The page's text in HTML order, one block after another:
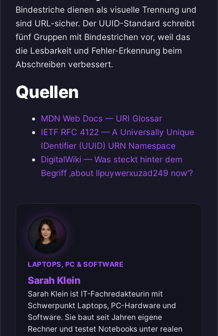
Bindestriche dienen als visuelle Trennung und
sind URL-sicher. Der UUID-Standard schreibt
fünf Gruppen mit Bindestrichen vor, weil das
die Lesbarkeit und Fehler-Erkennung beim
Abschreiben verbessert.
Quellen
MDN Web Docs — URI Glossar
IETF RFC 4122 — A Universally Unique
IDentifier (UUID) URN Namespace
DigitalWiki — Was steckt hinter dem
Begriff ‚about llpuywerxuzad249 now‘?
LAPTOPS, PC & SOFTWARE
Sarah Klein
Sarah Klein ist IT-Fachredakteurin mit
Schwerpunkt Laptops, PC-Hardware und
Software. Sie baut seit Jahren eigene
Rechner und testet Notebooks unter realen